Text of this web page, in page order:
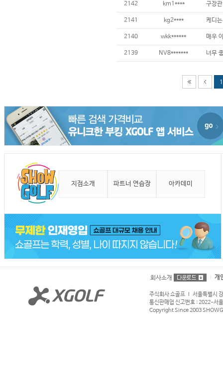
2142 km1**** 구장
2141 kg2****
2140 wkk******
2139 NV8*******
1
지점소개 파트너 연습장 아카데미
회사소개 개
주식회사 쇼골프 l 서울특별시
통신판매업 신고번호 : 2022-
Copyright Since 2003